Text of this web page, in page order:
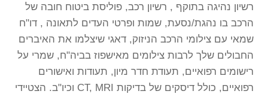
רשיון נהיגה בתוקף , רשיון רכב, פוליסת ביטוח חובה של
הרכב בו נהגת/נסעת, שמות ופרטי העדים לתאונה , דו"ח
שמאי עם צילומי הרכב הניזוק, דאגי שיצלמו את האיברים
החבולים שלך לרבות צילומים מאישפוז בביה"ח, שמרי על
רישומים רפואיים, תעודת חדר מיון, תעודות ואישורים
רפואיים, כולל דיסקים של בדיקות CT, MRI וכיו"ב. הצטיידי